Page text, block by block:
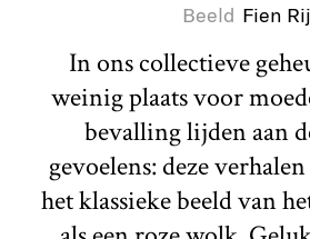
Beeld Fien
In ons collectieve
weinig plaats voor
bevalling lijden aan
gevoelens: deze
het klassieke beeld van